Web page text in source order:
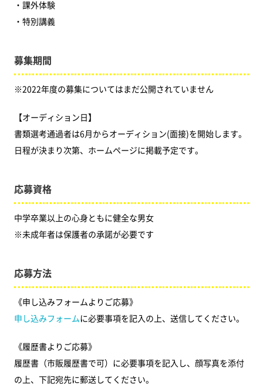
・課外体験
・特別講義
募集期間
※2022年度の募集についてはまだ公開されていません
【オーディション日】
書類選考通過者は6月からオーディション(面接)を開始します。
日程が決まり次第、ホームページに掲載予定です。
応募資格
中学卒業以上の心身ともに健全な男女
※未成年者は保護者の承諾が必要です
応募方法
《申し込みフォームよりご応募》
申し込みフォームに必要事項を記入の上、送信してください。
《履歴書よりご応募》
履歴書（市販履歴書で可）に必要事項を記入し、顔写真を添付
の上、下記宛先に郵送してください。